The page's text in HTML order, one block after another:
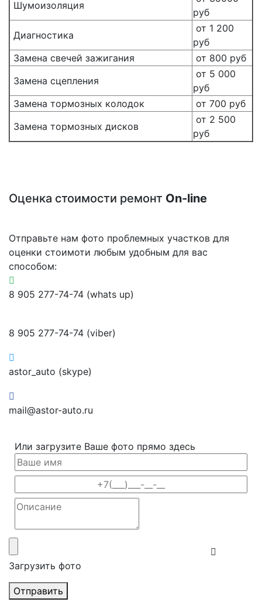
Шумоизоляция
руб
Диагностика
от 1 200
руб
Замена свечей зажигания
от 800 руб
Замена сцепления
от 5 000
руб
Замена тормозных колодок
от 700 руб
Замена тормозных дисков
от 2 500
руб
Оценка стоимости ремонт On-line
Отправьте нам фото проблемных участков для
оценки стоимоти любым удобным для вас
способом:
8 905 277-74-74 (whats up)
8 905 277-74-74 (viber)
astor_auto (skype)
mail@astor-auto.ru
Или загрузите Ваше фото прямо здесь
Загрузить фото
Отправить